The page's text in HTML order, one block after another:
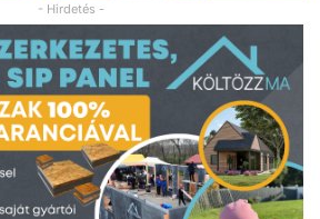
- Hirdetés -